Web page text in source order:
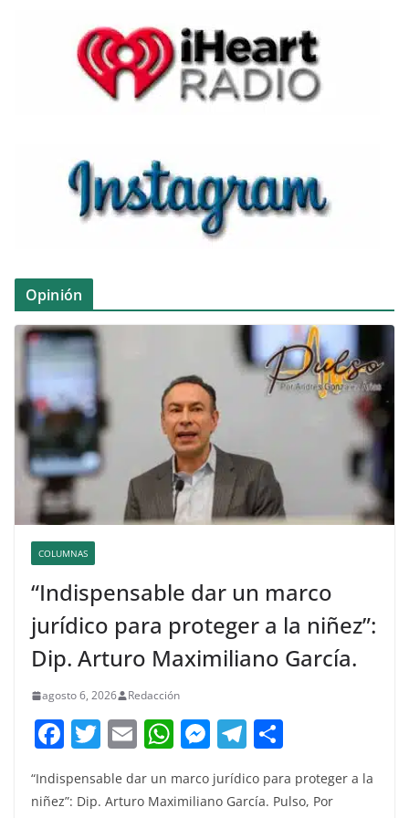
Opinión
COLUMNAS
“Indispensable dar un marco
jurídico para proteger a la niñez”:
Dip. Arturo Maximiliano García.
agosto 6, 2026 Redacción
F
c
T
w
itt
E
ai
W
at
M
e
ss
T
e m
“Indispensable dar un marco jurídico para proteger a la
niñez”: Dip. Arturo Maximiliano García. Pulso, Por